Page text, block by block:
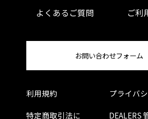
よくあるご質問 ご利
利用規約 プライバ
特定商取引法に DEALERS
お問い合わせフォーム